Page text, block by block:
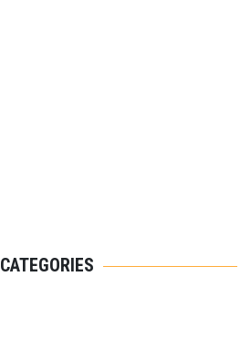
CATEGORIES